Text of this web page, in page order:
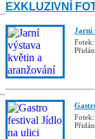
EXKLUZIVNÍ
Jarní